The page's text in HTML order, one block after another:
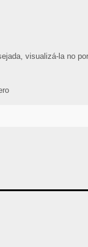
visualizá-la no